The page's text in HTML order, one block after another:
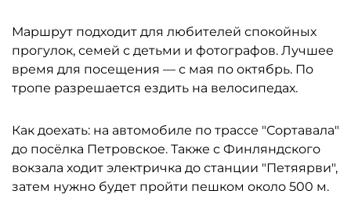
Маршрут подходит для любителей спокойных
прогулок, семей с детьми и фотографов. Лучшее
время для посещения — с мая по октябрь. По
тропе разрешается ездить на велосипедах.
Как доехать: на автомобиле по трассе "Сортавала"
до посёлка Петровское. Также с Финляндского
вокзала ходит электричка до станции "Петяярви",
затем нужно будет пройти пешком около 500 м.